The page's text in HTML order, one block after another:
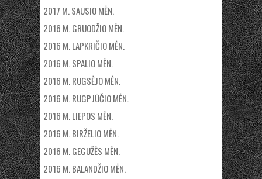
2017 M. SAUSIO MĖN.
2016 M. GRUODŽIO MĖN.
2016 M. LAPKRIČIO MĖN.
2016 M. SPALIO MĖN.
2016 M. RUGSĖJO MĖN.
2016 M. RUGPJŪČIO MĖN.
2016 M. LIEPOS MĖN.
2016 M. BIRŽELIO MĖN.
2016 M. GEGUŽĖS MĖN.
2016 M. BALANDŽIO MĖN.